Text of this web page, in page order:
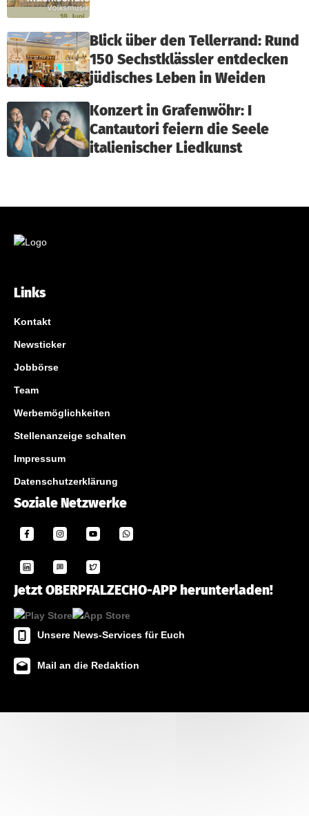
Blick über den Tellerrand: Rund
150 Sechstklässler entdecken
jüdisches Leben in Weiden
Konzert in Grafenwöhr: I
Cantautori feiern die Seele
italienischer Liedkunst
Links
Kontakt
Newsticker
Jobbörse
Team
Werbemöglichkeiten
Stellenanzeige schalten
Impressum
Datenschutzerklärung
Soziale Netzwerke
Jetzt OBERPFALZECHO-APP herunterladen!
Unsere News-Services für Euch
Mail an die Redaktion